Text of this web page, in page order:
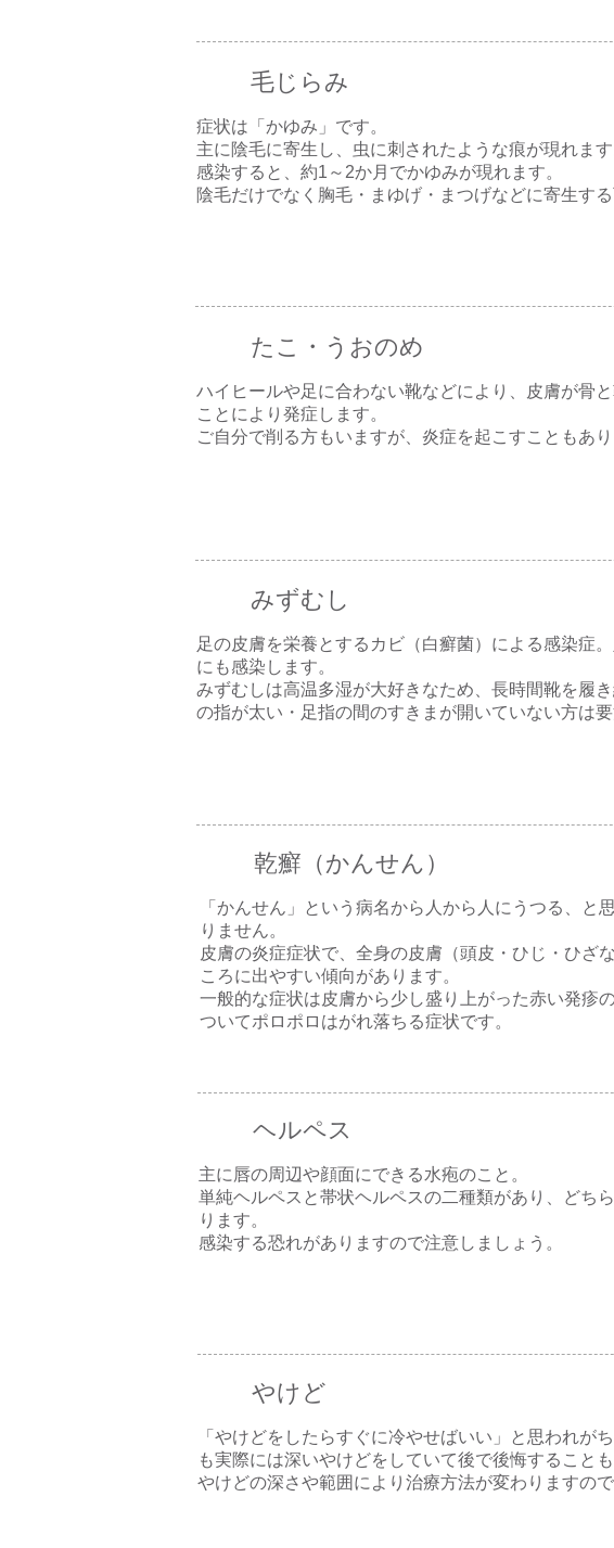
毛じらみ
症状は「かゆみ」です。
主に陰毛に寄生し、虫に刺されたような痕が現れます
感染すると、約1～2か月でかゆみが現れます。
陰毛だけでなく胸毛・まゆげ・まつげなどに寄生する
たこ・うおのめ
ハイヒールや足に合わない靴などにより、皮膚が骨
ことにより発症します。
ご自分で削る方もいますが、炎症を起こすこともあり
みずむし
足の皮膚を栄養とするカビ（白癬菌）による感染症
にも感染します。
みずむしは高温多湿が大好きなため、長時間靴を履
の指が太い・足指の間のすきまが開いていない方は要
乾癬（かんせん）
「かんせん」という病名から人から人にうつる、と
りません。
皮膚の炎症症状で、全身の皮膚（頭皮・ひじ・ひざ
ころに出やすい傾向があります。
一般的な症状は皮膚から少し盛り上がった赤い発疹
ついてポロポロはがれ落ちる症状です。
ヘルペス
主に唇の周辺や顔面にできる水疱のこと。
単純ヘルペスと帯状ヘルペスの二種類があり、どち
ります。
感染する恐れがありますので注意しましょう。
やけど
「やけどをしたらすぐに冷やせばいい」と思われが
も実際には深いやけどをしていて後で後悔することも
やけどの深さや範囲により治療方法が変わりますので